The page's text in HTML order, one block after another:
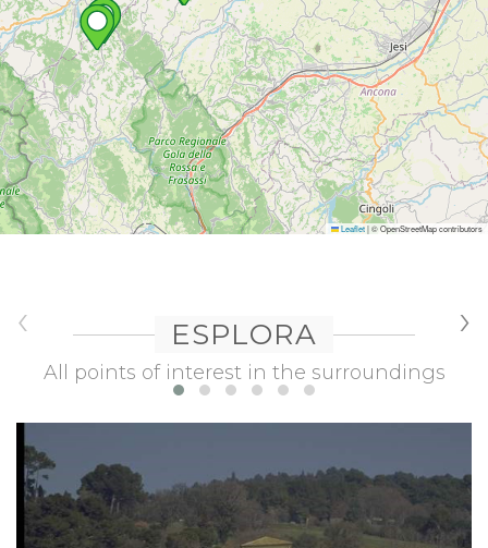
Leaflet|© OpenStreetMap contributors
ESPLORA
All points of interest in the surroundings
‹ ›